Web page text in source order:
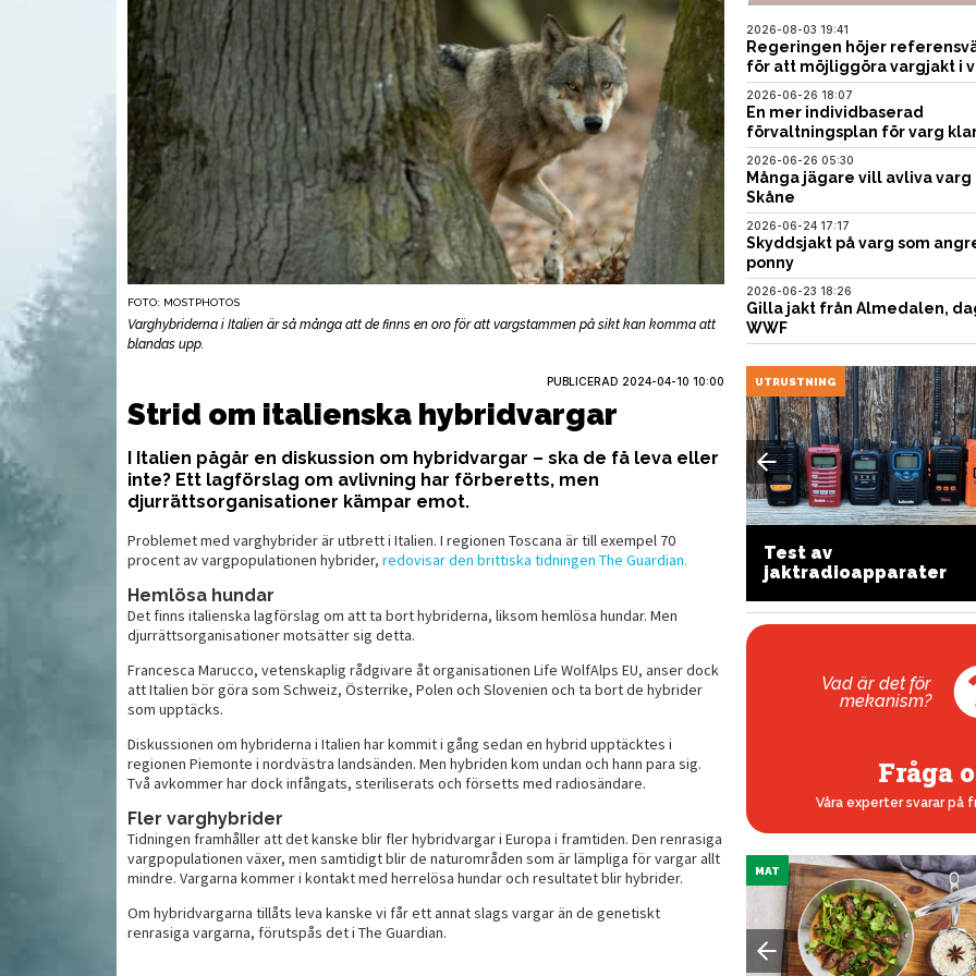
FOTO: MOSTPHOTOS
Varghybriderna i Italien är så många att de finns en oro för att vargstammen på sikt kan komma att
blandas upp.
PUBLICERAD 2024-04-10 10:00
Strid om italienska hybridvargar
I Italien pågår en diskussion om hybridvargar – ska de få leva eller
inte? Ett lagförslag om avlivning har förberetts, men
djurrättsorganisationer kämpar emot.
Problemet med varghybrider är utbrett i Italien. I regionen Toscana är till exempel 70
procent av vargpopulationen hybrider, redovisar den brittiska tidningen The Guardian.
Hemlösa hundar
Det finns italienska lagförslag om att ta bort hybriderna, liksom hemlösa hundar. Men
djurrättsorganisationer motsätter sig detta.
Francesca Marucco, vetenskaplig rådgivare åt organisationen Life WolfAlps EU, anser dock
att Italien bör göra som Schweiz, Österrike, Polen och Slovenien och ta bort de hybrider
som upptäcks.
Diskussionen om hybriderna i Italien har kommit i gång sedan en hybrid upptäcktes i
regionen Piemonte i nordvästra landsänden. Men hybriden kom undan och hann para sig.
Två avkommer har dock infångats, steriliserats och försetts med radiosändare.
Fler varghybrider
Tidningen framhåller att det kanske blir fler hybridvargar i Europa i framtiden. Den renrasiga
vargpopulationen växer, men samtidigt blir de naturområden som är lämpliga för vargar allt
mindre. Vargarna kommer i kontakt med herrelösa hundar och resultatet blir hybrider.
Om hybridvargarna tillåts leva kanske vi får ett annat slags vargar än de genetiskt
renrasiga vargarna, förutspås det i The Guardian.
2026-08-03 19:41
Regeringen höjer
för att möjliggöra vargjakt i
2026-06-26 18:07
En mer individbaserad
förvaltningsplan för varg
2026-06-26 05:30
Många jägare vill avliva varg
Skåne
2026-06-24 17:17
Skyddsjakt på varg som
ponny
2026-06-23 18:26
Gilla jakt från Almedalen,
WWF
Värmevästar som håller
vad de lovar
Välj rätt kula för din jakt
UTRUSTNING
Test av
jaktradioapparater
Vad är det för
mekanism?
Fråga
Våra experter svarar på
MAT MAT